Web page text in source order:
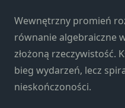
Wewnętrzny promień
równanie algebraiczne
złożoną rzeczywistość.
bieg wydarzeń, lecz
nieskończoności.